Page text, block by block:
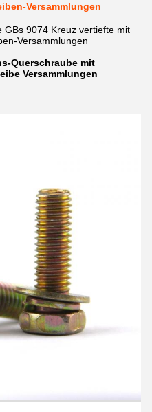
Versammlungen
GBs 9074 Kreuz vertiefte mit
Versammlungen
Querschraube mit
Versammlungen